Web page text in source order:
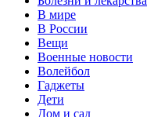
В мире
В России
Вещи
Военные новости
Волейбол
Гаджеты
Дети
Дом и сад